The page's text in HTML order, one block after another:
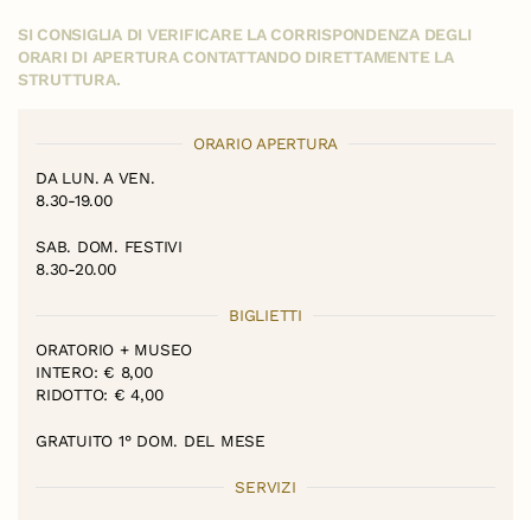
SI CONSIGLIA DI VERIFICARE LA CORRISPONDENZA DEGLI
ORARI DI APERTURA CONTATTANDO DIRETTAMENTE LA
STRUTTURA.
ORARIO APERTURA
DA LUN. A VEN.
8.30-19.00
SAB. DOM. FESTIVI
8.30-20.00
BIGLIETTI
ORATORIO + MUSEO
INTERO: € 8,00
RIDOTTO: € 4,00
GRATUITO 1° DOM. DEL MESE
SERVIZI